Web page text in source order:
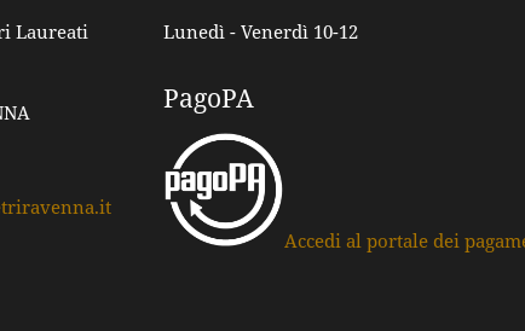
Laureati
Lunedì - Venerdì 10-12
PagoPA
Accedi al portale dei